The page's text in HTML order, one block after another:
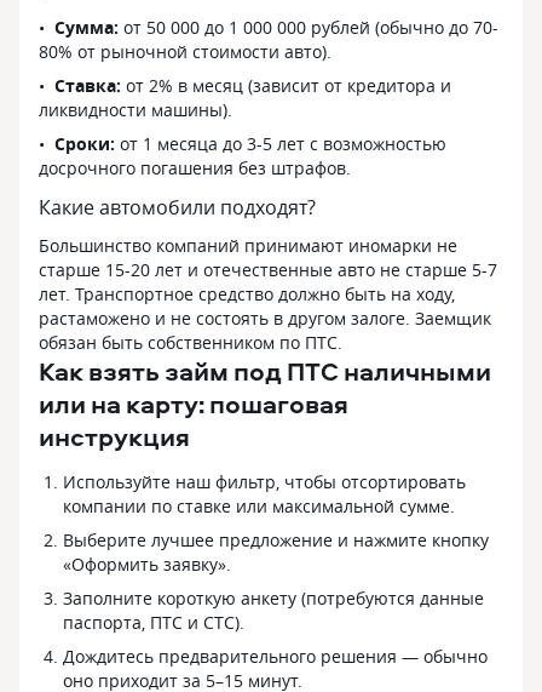
Сумма: от 50 000 до 1 000 000 рублей (обычно до 70-
80% от рыночной стоимости авто).
Ставка: от 2% в месяц (зависит от кредитора и
ликвидности машины).
Сроки: от 1 месяца до 3-5 лет с возможностью
досрочного погашения без штрафов.
Какие автомобили подходят?
Большинство компаний принимают иномарки не
старше 15-20 лет и отечественные авто не старше 5-7
лет. Транспортное средство должно быть на ходу,
растаможено и не состоять в другом залоге. Заемщик
обязан быть собственником по ПТС.
Как взять займ под ПТС наличными
или на карту: пошаговая
инструкция
Используйте наш фильтр, чтобы отсортировать
компании по ставке или максимальной сумме.
Выберите лучшее предложение и нажмите кнопку
«Оформить заявку».
Заполните короткую анкету (потребуются данные
паспорта, ПТС и СТС).
Дождитесь предварительного решения — обычно
оно приходит за 5–15 минут.